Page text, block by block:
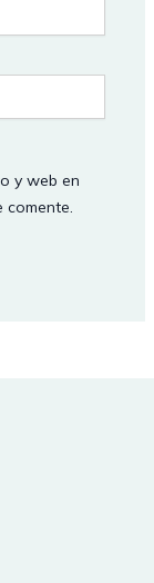
y web en